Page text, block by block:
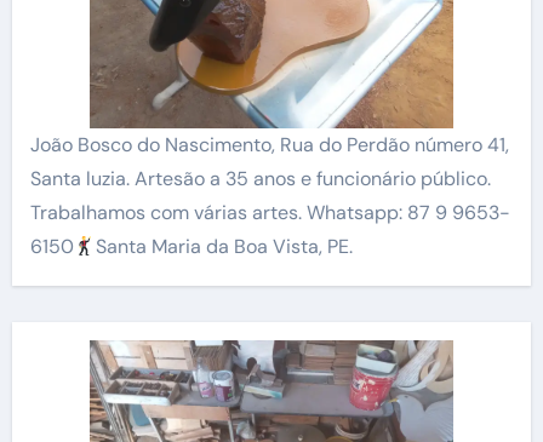
João Bosco do Nascimento, Rua do Perdão número 41,
Santa luzia. Artesão a 35 anos e funcionário público.
Trabalhamos com várias artes. Whatsapp: 87 9 9653-
6150
Santa Maria da Boa Vista, PE.